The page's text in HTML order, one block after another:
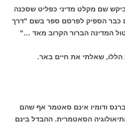
שם מקלט מדיני כפליט שסכנה
כבר הספיק לפרסם ספר בשם "דרך
המדינה הברור הקרוב מאד …"
שאלתי את חיים באר.
ודומיו אינם סאטמר אף שהם
הסאטמרית. ההבדל בינם